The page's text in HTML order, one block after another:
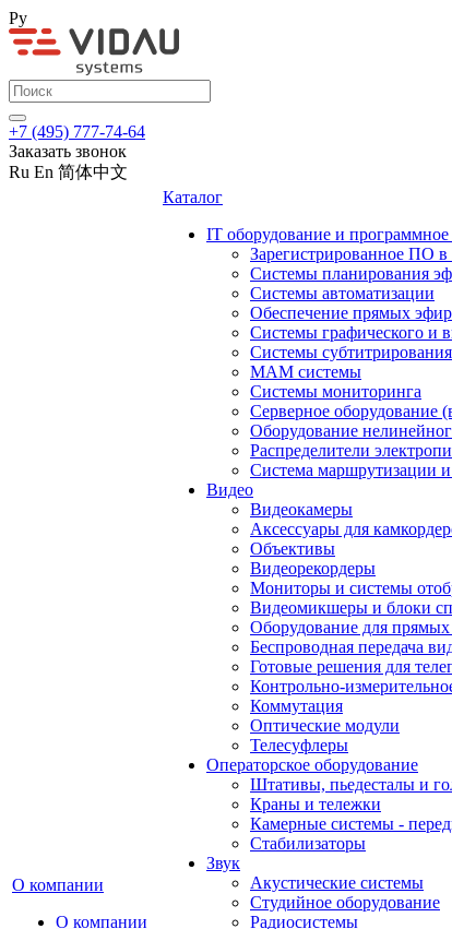
Ру
+7 (495) 777-74-64
Заказать звонок
Ru En 简体中文
О компании
О компании
Каталог
IT оборудование и программное
Зарегистрированное ПО в
Системы планирования
Системы автоматизации
Обеспечение прямых
Системы графического и
Системы субтитрирования
MAM системы
Системы мониторинга
Серверное оборудование
Оборудование
Распределители
Система маршрутизации и
Видео
Видеокамеры
Аксессуары для
Объективы
Видеорекордеры
Мониторы и системы
Видеомикшеры и блоки
Оборудование для прямых
Беспроводная передача
Готовые решения для
Контрольно-
Коммутация
Оптические модули
Телесуфлеры
Операторское оборудование
Штативы, пьедесталы и
Краны и тележки
Камерные системы -
Стабилизаторы
Звук
Акустические системы
Студийное оборудование
Радиосистемы